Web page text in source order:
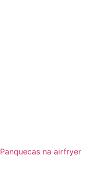
Panquecas na airfryer